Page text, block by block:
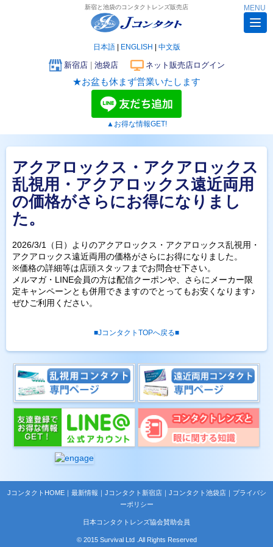
新宿と池袋のコンタクトレンズ販売店
日本語| ENGLISH 中文版
新宿店| 池袋店 ネット販売店ログイン
★お盆も休まず営業いたします
▲お得な情報GET!
MENU
アクアロックス・アクアロックス
乱視用・アクアロックス遠近両用
の価格がさらにお得になりまし
た。
2026/3/1（日）よりのアクアロックス・アクアロックス乱視用・
アクアロックス遠近両用の価格がさらにお得になりました。
※価格の詳細等は店頭スタッフまでお問合せ下さい。
メルマガ・LINE会員の方は配信クーポンや、さらにメーカー限
定キャンペーンとも併用できますのでとってもお安くなります♪
ぜひご利用ください。
■JコンタクトTOPへ戻る■
JコンタクトHOME｜ 最新情報 ｜ Jコンタクト新宿店｜ Jコンタクト池袋店｜ プライバシ
ーポリシー
日本コンタクトレンズ協会賛助会員
© 2015 Survival Ltd .All Rights Reserved